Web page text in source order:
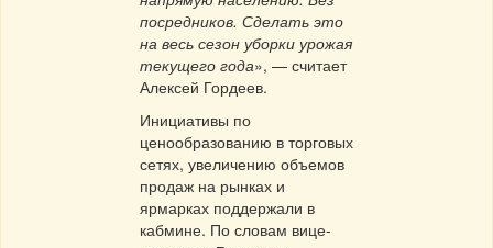
посредников. Сделать это
на весь сезон уборки урожая
текущего года», — считает
Алексей Гордеев.
Инициативы по
ценообразованию в торговых
сетях, увеличению объемов
продаж на рынках и
ярмарках поддержали в
кабмине. По словам вице-